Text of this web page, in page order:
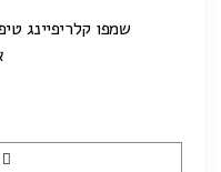
שמפו קלריפיינג